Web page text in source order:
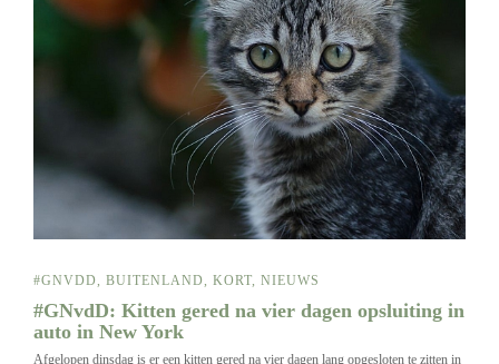
#GNVDD, BUITENLAND, KORT, NIEUWS
#GNvdD: Kitten gered na vier dagen opsluiting in
auto in New York
Afgelopen dinsdag is er een kitten gered na vier dagen lang opgesloten te zitten in